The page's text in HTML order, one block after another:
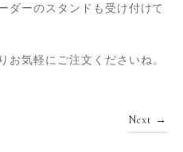
ダーのスタンドも受け付けて
お気軽にご注文くださいね。
Next →